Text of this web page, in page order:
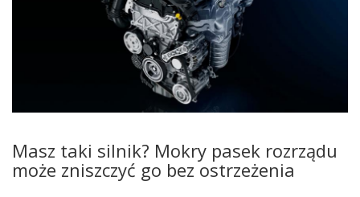
Masz taki silnik? Mokry pasek rozrządu
może zniszczyć go bez ostrzeżenia